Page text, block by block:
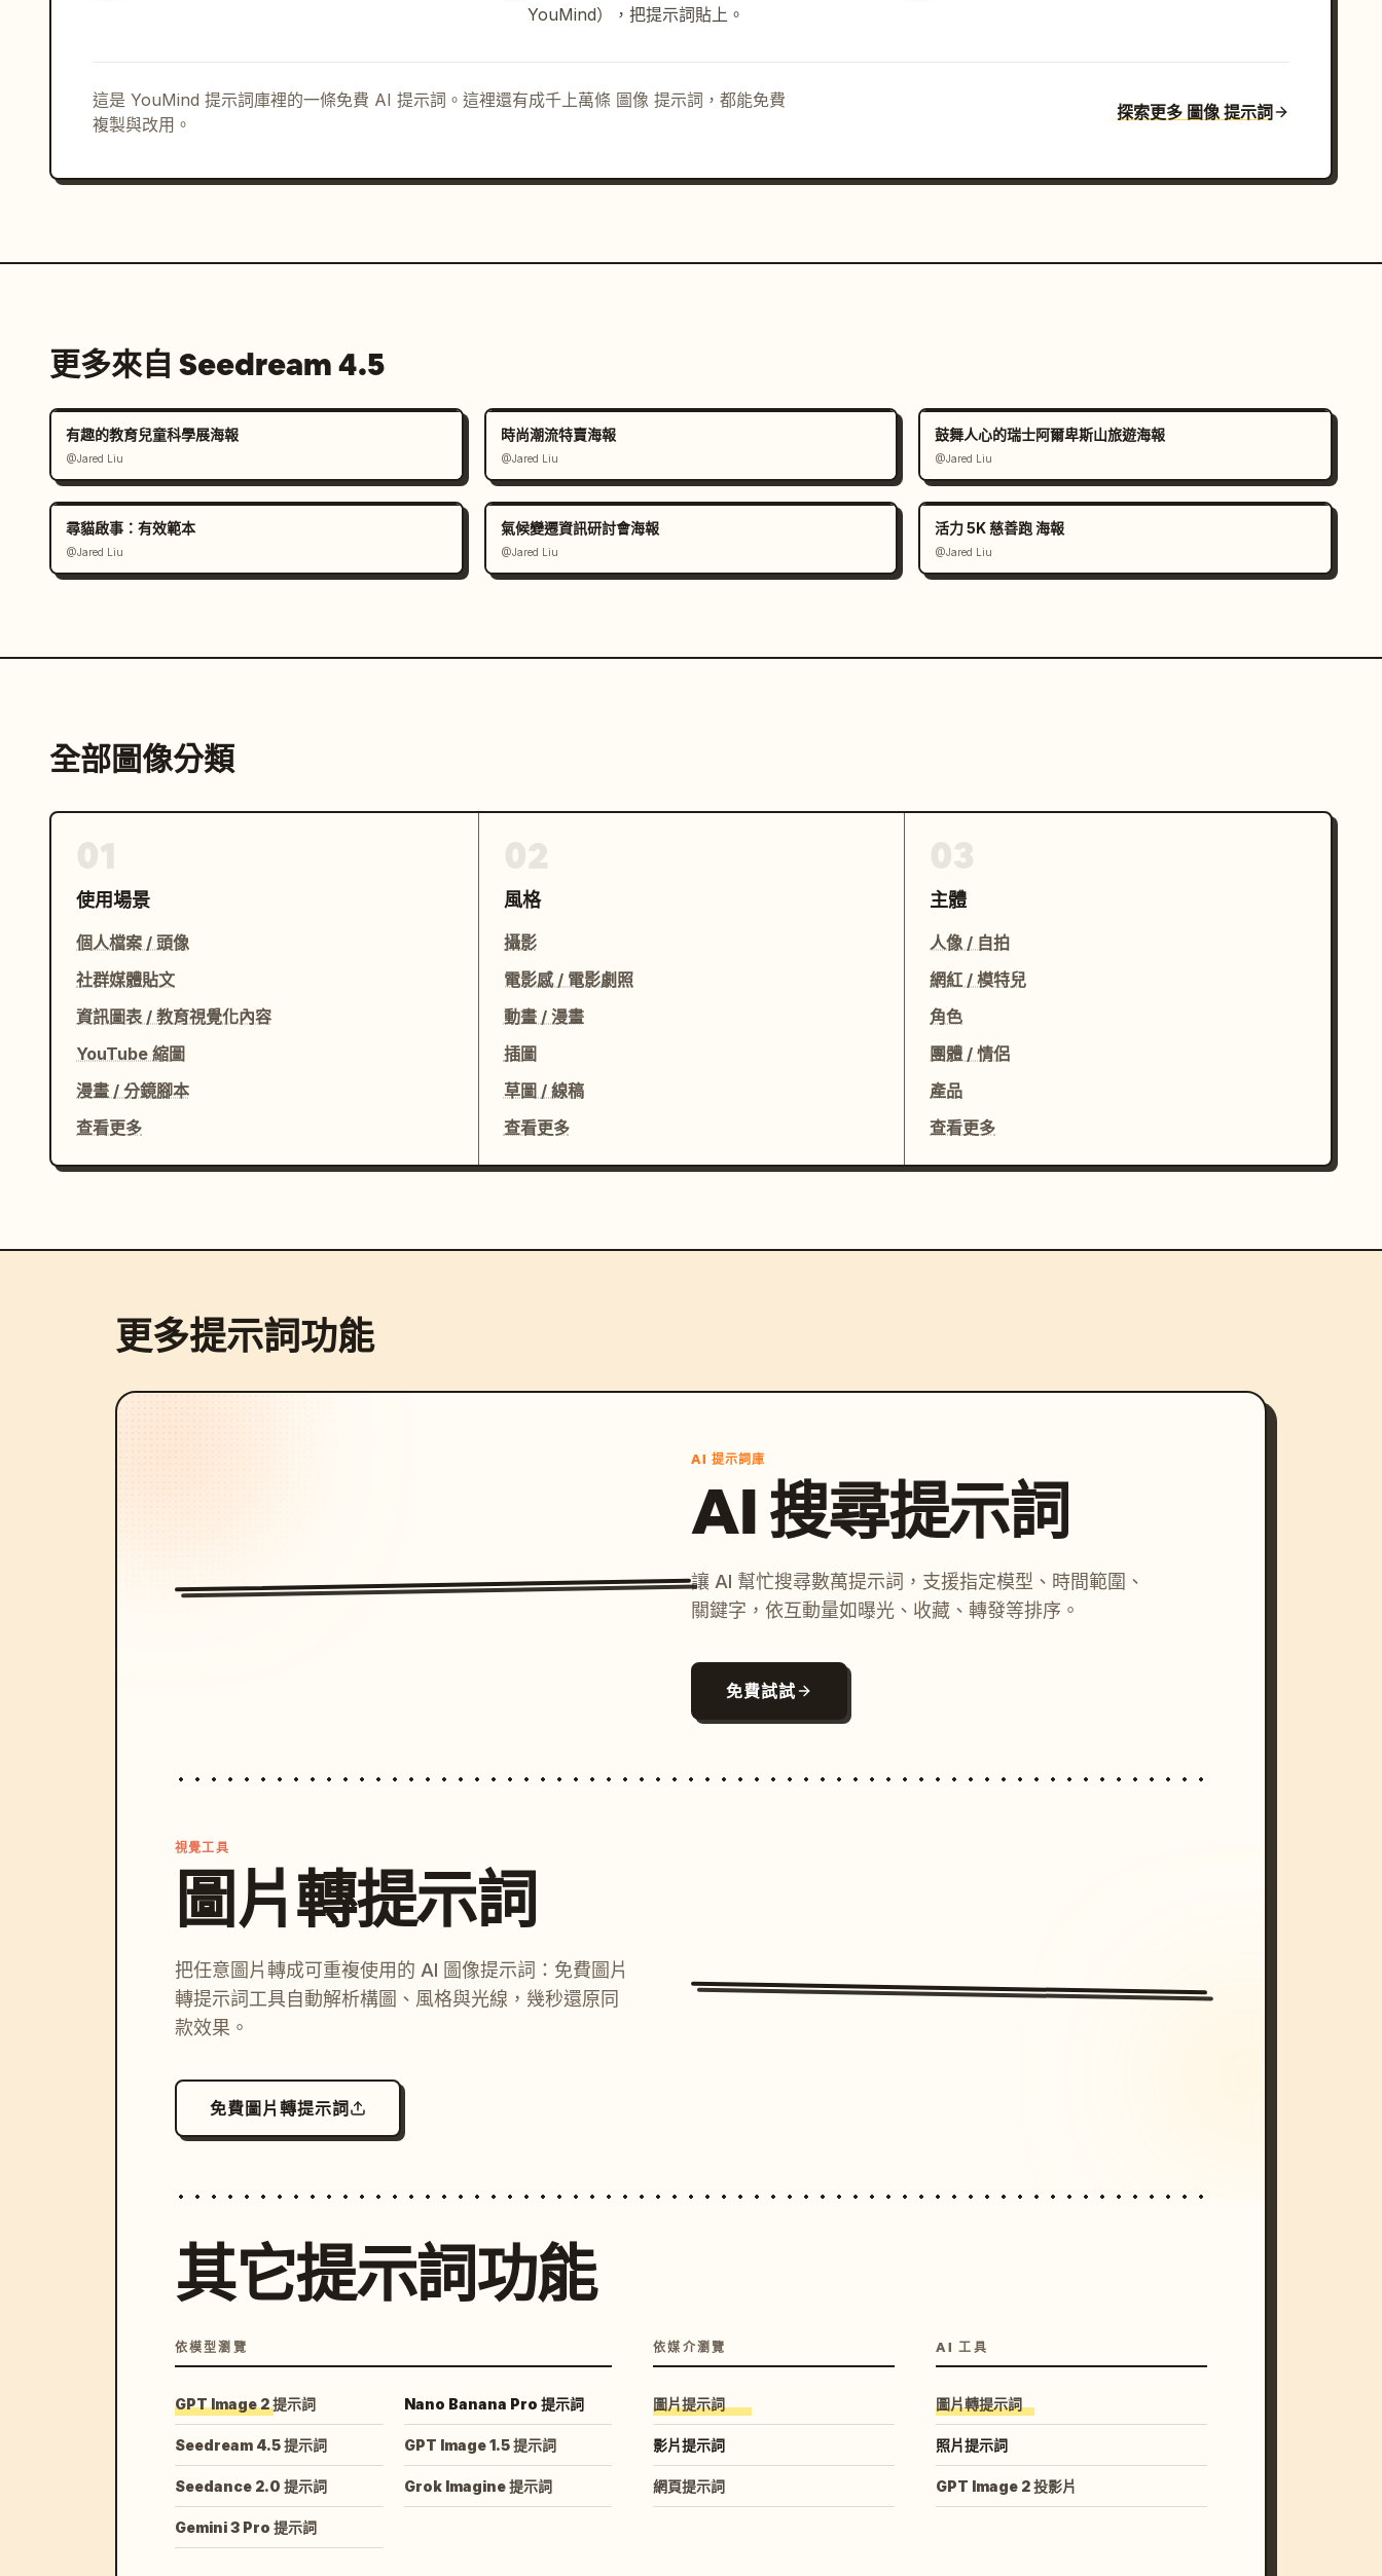
YouMind），把提示詞貼上。
這是 YouMind 提示詞庫裡的一條免費 AI 提示詞。這裡還有成千上萬條 圖像 提示詞，都能免費
複製與改用。
探索更多 圖像 提示詞
更多來自 Seedream 4.5
有趣的教育兒童科學展海報
@Jared Liu
時尚潮流特賣海報
@Jared Liu
鼓舞人心的瑞士阿爾卑斯山旅遊海報
@Jared Liu
尋貓啟事：有效範本
@Jared Liu
氣候變遷資訊研討會海報
@Jared Liu
活力 5K 慈善跑 海報
@Jared Liu
全部圖像分類
使用場景
個人檔案 / 頭像
社群媒體貼文
資訊圖表 / 教育視覺化內容
YouTube 縮圖
漫畫 / 分鏡腳本
查看更多
風格
攝影
電影感 / 電影劇照
動畫 / 漫畫
插圖
草圖 / 線稿
查看更多
主體
人像 / 自拍
網紅 / 模特兒
角色
團體 / 情侶
產品
查看更多
更多提示詞功能
AI 提示詞庫
AI 搜尋提示詞
讓 AI 幫忙搜尋數萬提示詞，支援指定模型、時間範圍、
關鍵字，依互動量如曝光、收藏、轉發等排序。
免費試試
視覺工具
圖片轉提示詞
把任意圖片轉成可重複使用的 AI 圖像提示詞：免費圖片
轉提示詞工具自動解析構圖、風格與光線，幾秒還原同
款效果。
免費圖片轉提示詞
其它提示詞功能
依模型瀏覽
GPT Image 2 提示詞 Nano Banana Pro 提示詞
Seedream 4.5 提示詞 GPT Image 1.5 提示詞
Seedance 2.0 提示詞 Grok Imagine 提示詞
Gemini 3 Pro 提示詞
依媒介瀏覽
圖片提示詞
影片提示詞
網頁提示詞
AI 工具
圖片轉提示詞
照片提示詞
GPT Image 2 投影片